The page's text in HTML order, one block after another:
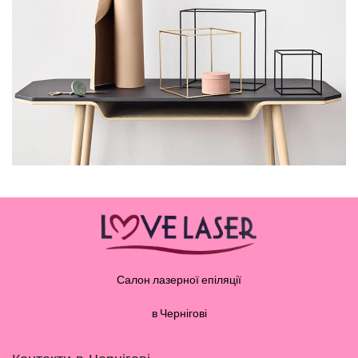
LEO UTEU ULLAMCORPER
Салон лазерної епіляції
в Чернігові